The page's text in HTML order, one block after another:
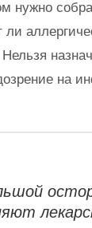
нужно
ли
на